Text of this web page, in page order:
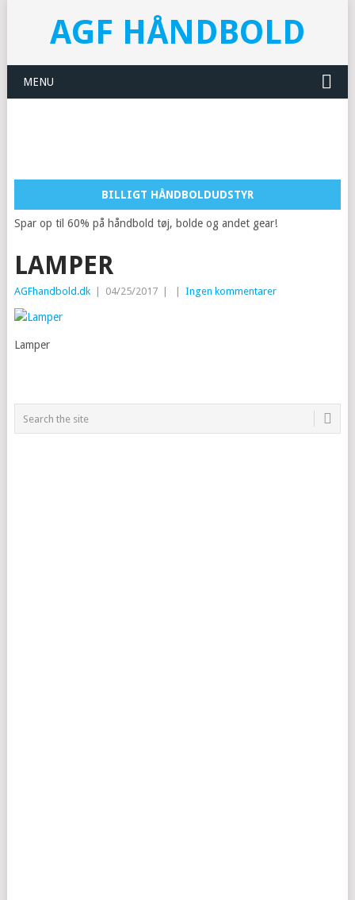
AGF HÅNDBOLD
MENU
BILLIGT HÅNDBOLDUDSTYR
Spar op til 60% på håndbold tøj, bolde og andet gear!
LAMPER
AGFhandbold.dk 04/25/2017 Ingen kommentarer
Lamper